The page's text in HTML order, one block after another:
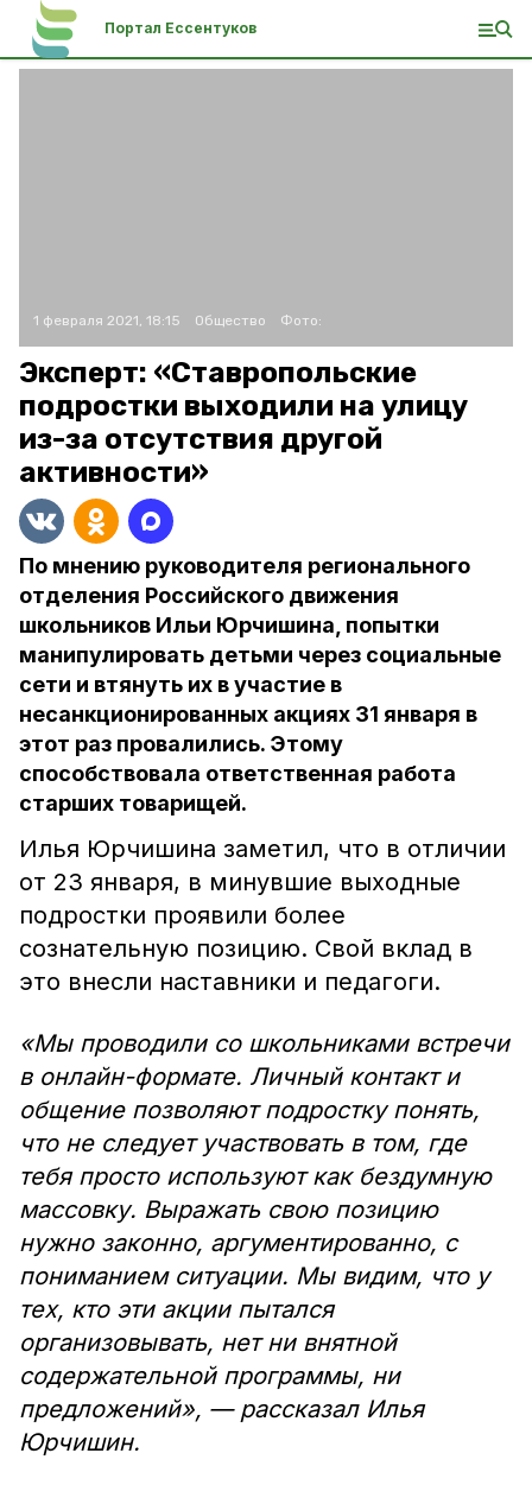
Портал Ессентуков
1 февраля 2021, 18:15 Общество Фото:
Эксперт: «Ставропольские
подростки выходили на улицу
из-за отсутствия другой
активности»
По мнению руководителя регионального
отделения Российского движения
школьников Ильи Юрчишина, попытки
манипулировать детьми через социальные
сети и втянуть их в участие в
несанкционированных акциях 31 января в
этот раз провалились. Этому
способствовала ответственная работа
старших товарищей.
Илья Юрчишина заметил, что в отличии
от 23 января, в минувшие выходные
подростки проявили более
сознательную позицию. Свой вклад в
это внесли наставники и педагоги.
«Мы проводили со школьниками встречи
в онлайн-формате. Личный контакт и
общение позволяют подростку понять,
что не следует участвовать в том, где
тебя просто используют как бездумную
массовку. Выражать свою позицию
нужно законно, аргументированно, с
пониманием ситуации. Мы видим, что у
тех, кто эти акции пытался
организовывать, нет ни внятной
содержательной программы, ни
предложений», — рассказал Илья
Юрчишин.